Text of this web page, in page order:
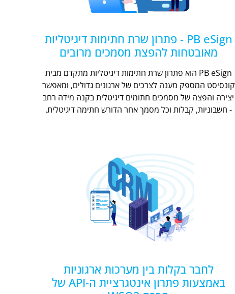
PB eSign - פתרון שרת חתימות דיגיטליות
מאובטחות להפצת מסמכים מרובים
PB eSign הוא פתרון שרת חתימות דיגיטליות מתקדם מבית
קונסיסט המספק מענה לצרכים של ארגונים גדולים, ומאפשר
יצירה והפצה של מסמכים חתומים דיגיטלית בקנה מידה רחב
- חשבוניות, קבלות וכל מסמך אחר הדורש חתימה דיגיטלית.
לחבר בקלות בין מערכות ארגוניות
באמצעות פתרון אינטגרציית ה-API של